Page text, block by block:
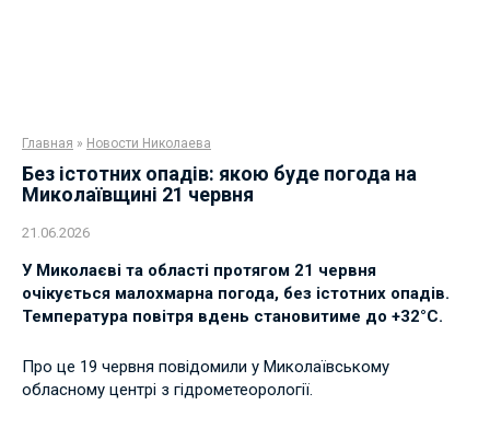
Главная » Новости Николаева
Без істотних опадів: якою буде погода на
Миколаївщині 21 червня
21.06.2026
У Миколаєві та області протягом 21 червня
очікується малохмарна погода, без істотних опадів.
Температура повітря вдень становитиме до +32°C.
Про це 19 червня повідомили у Миколаївському
обласному центрі з гідрометеорології.